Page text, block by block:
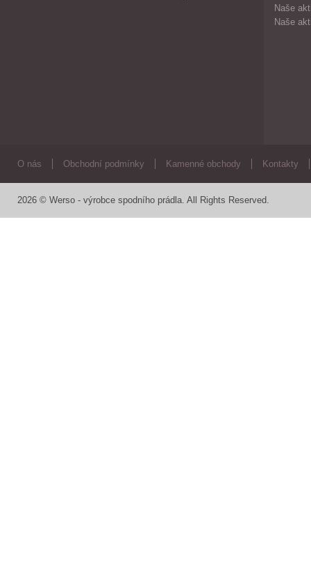
Naše
Naše
O nás Obchodní podmínky Kamenné obchody Kontakty
2026 © Werso - výrobce spodního prádla. All Rights Reserved.